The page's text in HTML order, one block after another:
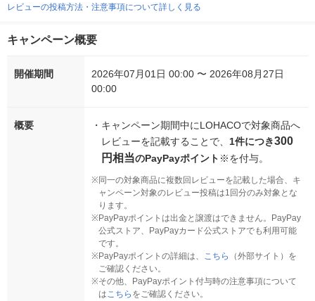
レビューの投稿方法・注意事項について詳しく見る
キャンペーン概要
開催期間
2026年07月01日 00:00 〜 2026年08月27日
00:00
概要 ・ キャンペーン期間中にLOHACOで対象商品へ
レビューを記載することで、 1件につき300
円相当のPayPayポイント ※を付与。
※同一の対象商品に複数回レビューを記載した場合、キ
ャンペーン対象のレビュー投稿は1回分のみ対象とな
ります。
※PayPayポイントは出金と譲渡はできません。PayPay
公式ストア、PayPayカード公式ストアでも利用可能
です。
※PayPayポイントの詳細は、 こちら
（外部サイト）を
ご確認ください。
※その他、PayPayポイント付与時の注意事項について
はこちら をご確認ください。